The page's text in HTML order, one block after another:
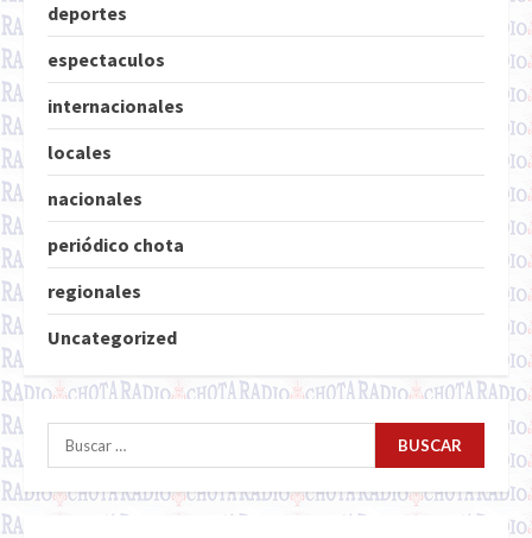
deportes
espectaculos
internacionales
locales
nacionales
periódico chota
regionales
Uncategorized
Buscar: